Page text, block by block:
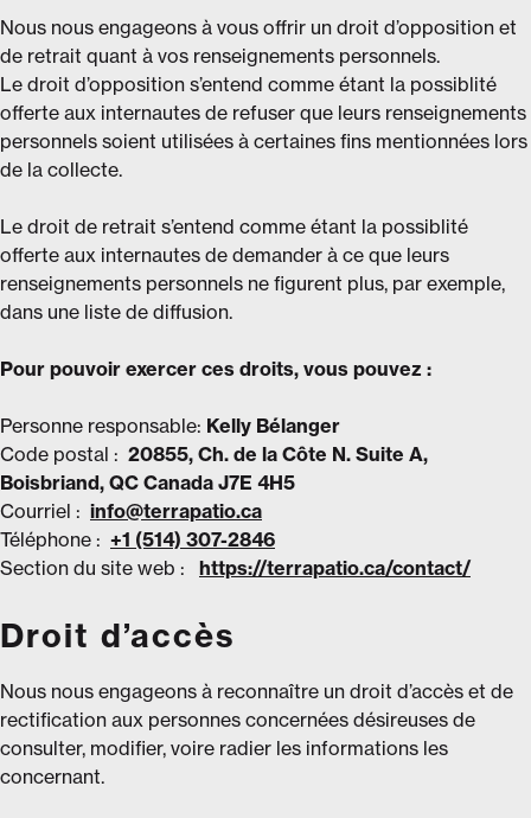
Nous nous engageons à vous offrir un droit d’opposition et
de retrait quant à vos renseignements personnels.
Le droit d’opposition s’entend comme étant la possiblité
offerte aux internautes de refuser que leurs renseignements
personnels soient utilisées à certaines fins mentionnées lors
de la collecte.
Le droit de retrait s’entend comme étant la possiblité
offerte aux internautes de demander à ce que leurs
renseignements personnels ne figurent plus, par exemple,
dans une liste de diffusion.
Pour pouvoir exercer ces droits, vous pouvez :
Personne responsable: Kelly Bélanger
Code postal : 20855, Ch. de la Côte N. Suite A,
Boisbriand, QC Canada J7E 4H5
Courriel : info@terrapatio.ca
Téléphone : +1 (514) 307-2846
Section du site web : https://terrapatio.ca/contact/
Droit d’accès
Nous nous engageons à reconnaître un droit d’accès et de
rectification aux personnes concernées désireuses de
consulter, modifier, voire radier les informations les
concernant.